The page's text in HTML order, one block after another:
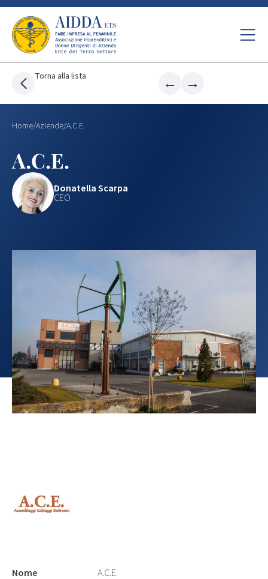
Torna alla lista ← →
Home/Aziende/A.C.E.
A.C.E.
Donatella Scarpa
CEO
Nome A.C.E.